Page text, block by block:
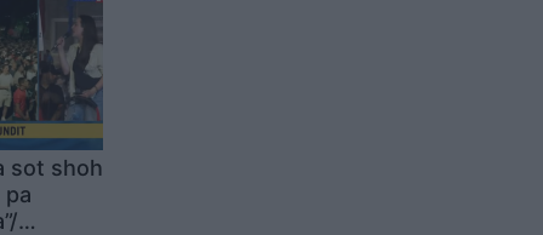
sot shoh
pa